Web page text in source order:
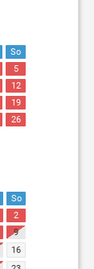
So
5
12
19
26
So
2
9
16